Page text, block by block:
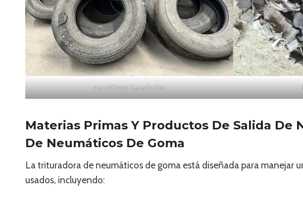
neumáticos desechados
Materias Primas Y Productos De Salida De
De Neumáticos De Goma
La trituradora de neumáticos de goma está diseñada para manejar
usados, incluyendo: